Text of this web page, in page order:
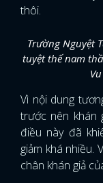
thôi.
Trường Nguyệt
tuyệt thế nam
Vì nội dung
trước nên khán
điều này đã
giảm khá nhiều.
chân khán giả